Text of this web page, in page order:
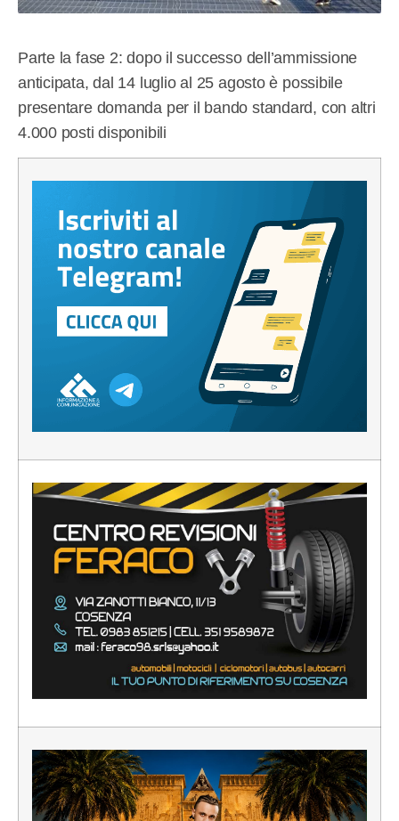
Parte la fase 2: dopo il successo dell’ammissione
anticipata, dal 14 luglio al 25 agosto è possibile
presentare domanda per il bando standard, con altri
4.000 posti disponibili